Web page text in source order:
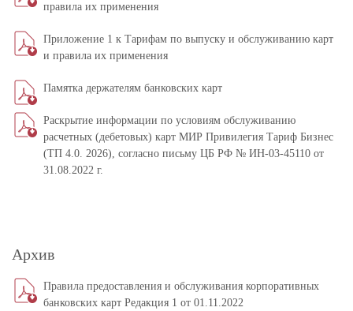
правила их применения
Приложение 1 к Тарифам по выпуску и обслуживанию карт
и правила их применения
Памятка держателям банковских карт
Раскрытие информации по условиям обслуживанию
расчетных (дебетовых) карт МИР Привилегия Тариф Бизнес
(ТП 4.0. 2026), согласно письму ЦБ РФ № ИН-03-45110 от
31.08.2022 г.
Архив
Правила предоставления и обслуживания корпоративных
банковских карт Редакция 1 от 01.11.2022